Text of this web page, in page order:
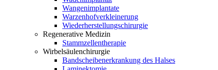
Wangenimplantate
Warzenhofverkleinerung
Wiederherstellungschirurgie
Regenerative Medizin
Stammzellentherapie
Wirbelsäulenchirurgie
Bandscheibenerkrankung des Halses